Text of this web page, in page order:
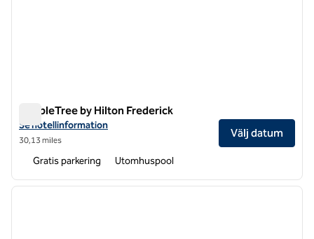
DoubleTree by Hilton Frederick
DoubleTree by Hilton Frederick
Visa hotelluppgifter för DoubleTree by Hilton Frederick
Se hotellinformation
30,13 miles
Välj datum
Gratis parkering Utomhuspool
1 av 12
nästa